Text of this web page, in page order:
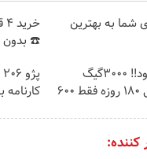
به بهترین
☎️ بدون
⏳فرصت محدود!! 3000گیگ
اینترنت خانگی 180 روزه فقط 600
کننده: